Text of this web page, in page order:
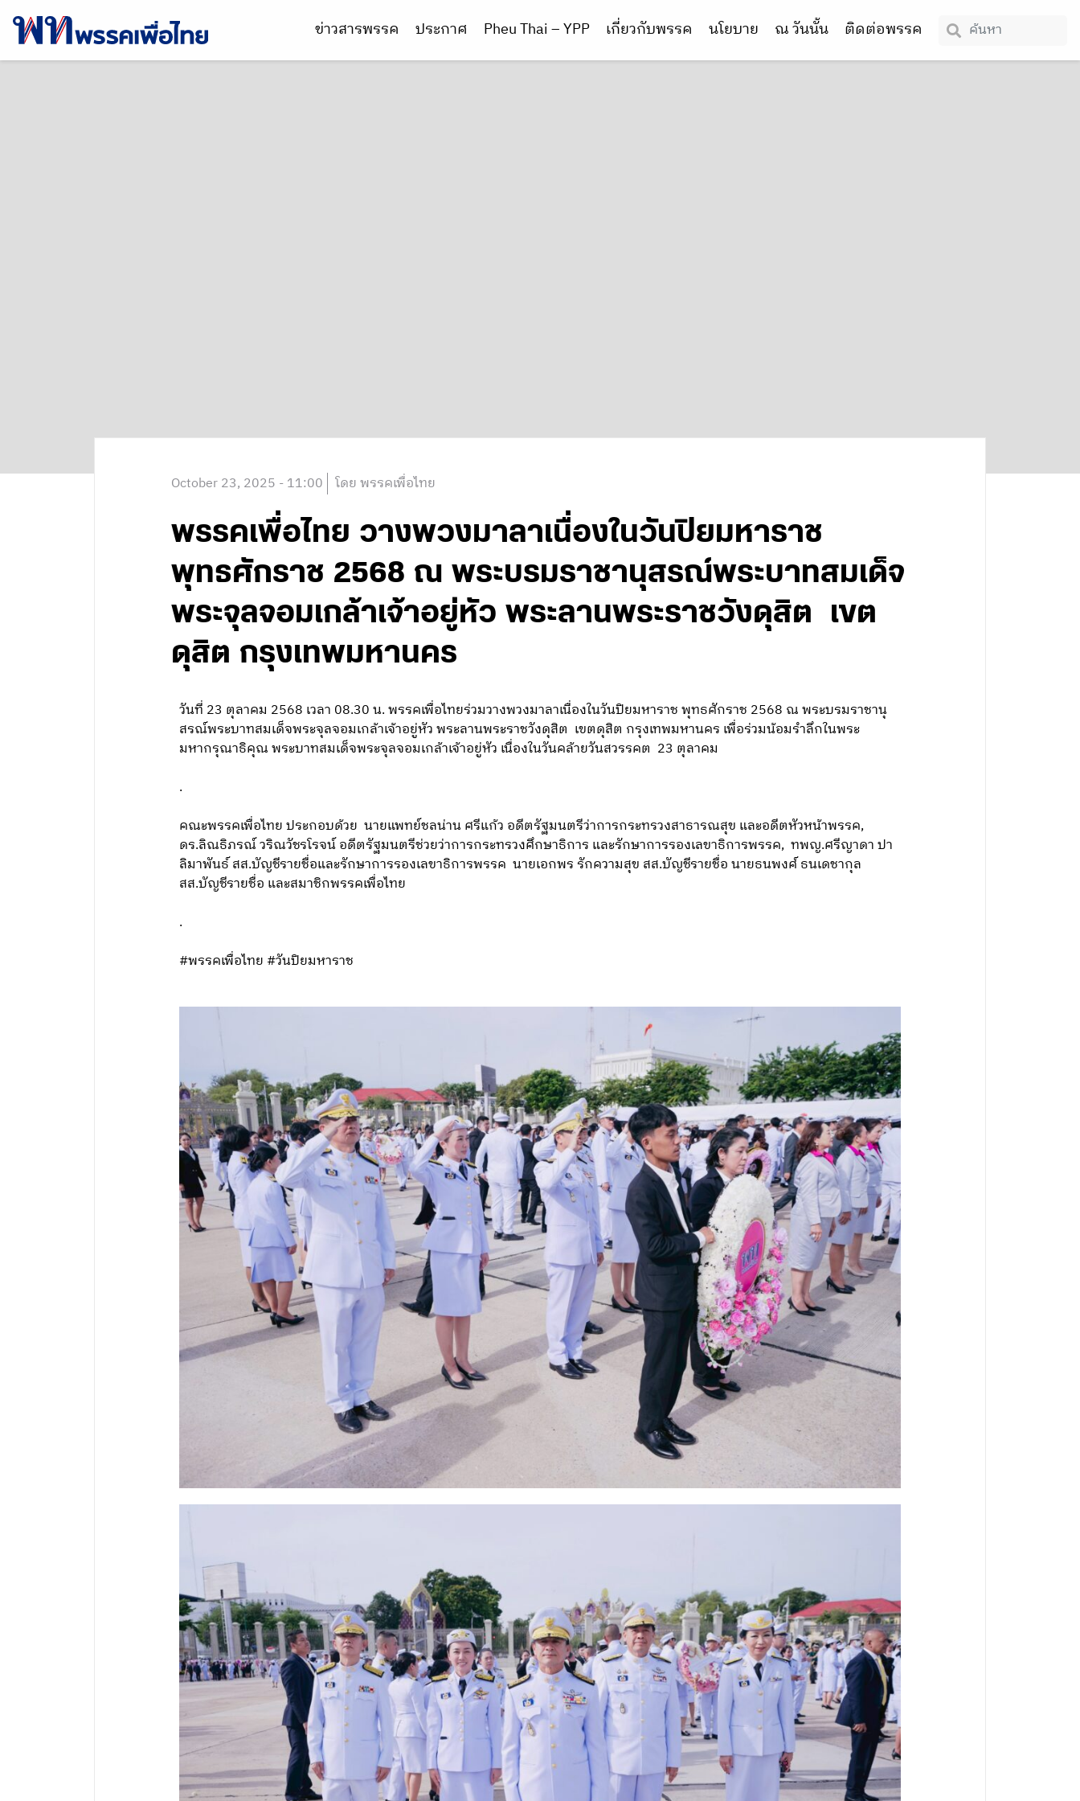
ข่าวสารพรรค ประกาศ Pheu Thai – YPP เกี่ยวกับพรรค นโยบาย ณ วันนั้น ติดต่อพรรค
October 23, 2025 - 11:00 โดย พรรคเพื่อไทย
พรรคเพื่อไทย วางพวงมาลาเนื่องในวันปิยมหาราช
พุทธศักราช 2568 ณ พระบรมราชานุสรณ์พระบาทสมเด็จ
พระจุลจอมเกล้าเจ้าอยู่หัว พระลานพระราชวังดุสิต เขต
ดุสิต กรุงเทพมหานคร
วันที่ 23 ตุลาคม 2568 เวลา 08.30 น. พรรคเพื่อไทยร่วมวางพวงมาลาเนื่องในวันปิยมหาราช พุทธศักราช 2568 ณ พระบรมราชานุ
สรณ์พระบาทสมเด็จพระจุลจอมเกล้าเจ้าอยู่หัว พระลานพระราชวังดุสิต เขตดุสิต กรุงเทพมหานคร เพื่อร่วมน้อมรำลึกในพระ
มหากรุณาธิคุณ พระบาทสมเด็จพระจุลจอมเกล้าเจ้าอยู่หัว เนื่องในวันคล้ายวันสวรรคต 23 ตุลาคม
.
คณะพรรคเพื่อไทย ประกอบด้วย นายแพทย์ชลน่าน ศรีแก้ว อดีตรัฐมนตรีว่าการกระทรวงสาธารณสุข และอดีตหัวหน้าพรรค,
ดร.ลิณธิภรณ์ วริณวัชรโรจน์ อดีตรัฐมนตรีช่วยว่าการกระทรวงศึกษาธิการ และรักษาการรองเลขาธิการพรรค, ทพญ.ศรีญาดา ปา
ลิมาพันธ์ สส.บัญชีรายชื่อและรักษาการรองเลขาธิการพรรค นายเอกพร รักความสุข สส.บัญชีรายชื่อ นายธนพงศ์ ธนเดชากุล
สส.บัญชีรายชื่อ และสมาชิกพรรคเพื่อไทย
.
#พรรคเพื่อไทย #วันปิยมหาราช